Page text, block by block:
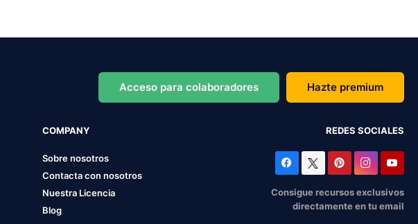
Acceso para colaboradores Hazte premium
COMPANY
Sobre nosotros
Contacta con nosotros
Nuestra Licencia
Blog
REDES SOCIALES
Consigue recursos exclusivos
directamente en tu email